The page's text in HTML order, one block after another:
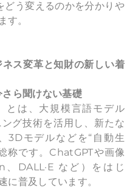
う変えるのかを分かりや
す。
ス変革と知財の新しい着
ら聞けない基礎
とは、大規模言語モデル
グ技術を活用し、新たな
3Dモデルなどを“自動生
称です。ChatGPTや画像
DALL·E など）をはじ
に普及しています。